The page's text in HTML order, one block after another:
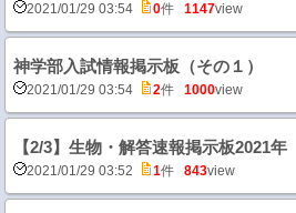
2021/01/29 03:54 0件 1147view
神学部入試情報掲示板（その１）
2021/01/29 03:54 2件 1000view
【2/3】生物・解答速報掲示板2021年
2021/01/29 03:52 1件 843view